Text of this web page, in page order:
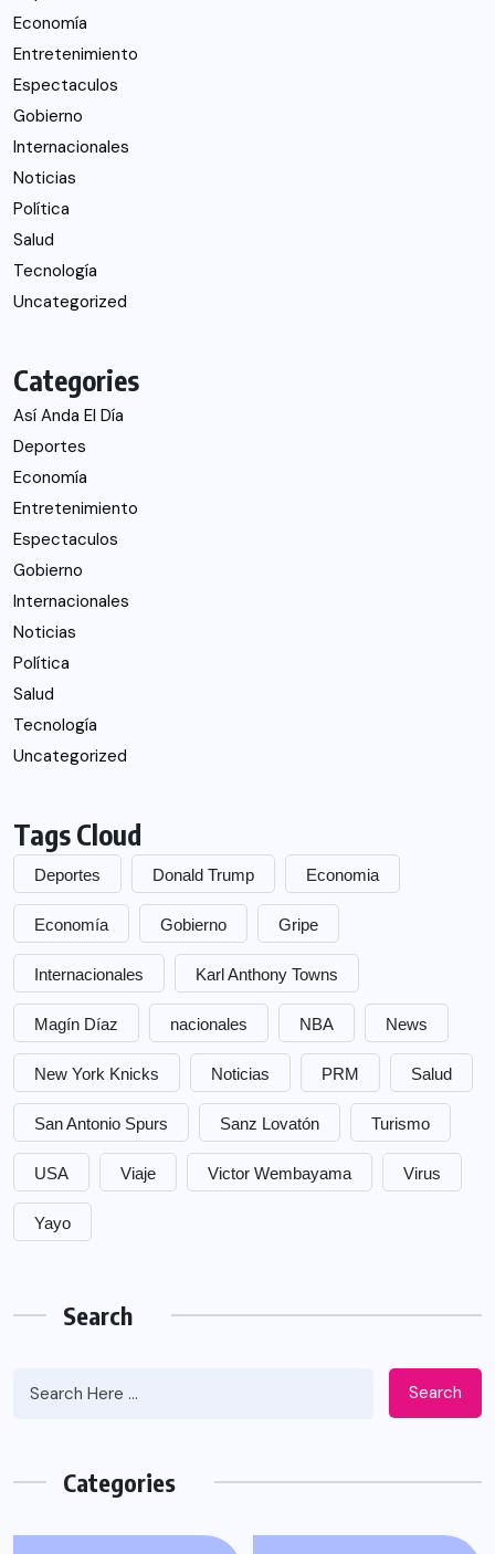
Economía
Entretenimiento
Espectaculos
Gobierno
Internacionales
Noticias
Política
Salud
Tecnología
Uncategorized
Categories
Así Anda El Día
Deportes
Economía
Entretenimiento
Espectaculos
Gobierno
Internacionales
Noticias
Política
Salud
Tecnología
Uncategorized
Tags Cloud
Deportes Donald Trump Economia
Economía Gobierno Gripe
Internacionales Karl Anthony Towns
Magín Díaz nacionales NBA News
New York Knicks Noticias PRM Salud
San Antonio Spurs Sanz Lovatón Turismo
USA Viaje Victor Wembayama Virus
Yayo
Search
Search
Categories